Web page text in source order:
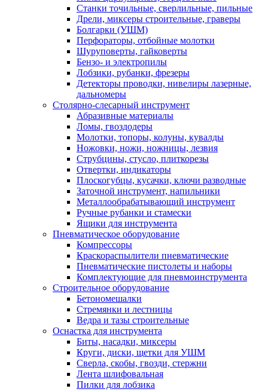
Станки точильные, сверлильные, пильные
Дрели, миксеры строительные, граверы
Болгарки (УШМ)
Перфораторы, отбойные молотки
Шуруповерты, гайковерты
Бензо- и электропилы
Лобзики, рубанки, фрезеры
Детекторы проводки, нивелиры лазерные,
дальномеры
Столярно-слесарный инструмент
Абразивные материалы
Ломы, гвоздодеры
Молотки, топоры, колуны, кувалды
Ножовки, ножи, ножницы, лезвия
Струбцины, стусло, плиткорезы
Отвертки, индикаторы
Плоскогубцы, кусачки, ключи разводные
Заточной инструмент, напильники
Металлообрабатывающий инструмент
Ручные рубанки и стамески
Ящики для инструмента
Пневматическое оборудование
Компрессоры
Краскораспылители пневматические
Пневматические пистолеты и наборы
Комплектующие для пневмоинструмента
Строительное оборудование
Бетономешалки
Стремянки и лестницы
Ведра и тазы строительные
Оснастка для инструмента
Биты, насадки, миксеры
Круги, диски, щетки для УШМ
Сверла, скобы, гвозди, стержни
Лента шлифовальная
Пилки для лобзика